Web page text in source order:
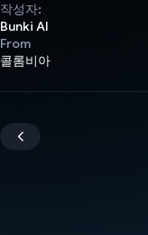
작성자:
Bunki AI
From
콜롬비아